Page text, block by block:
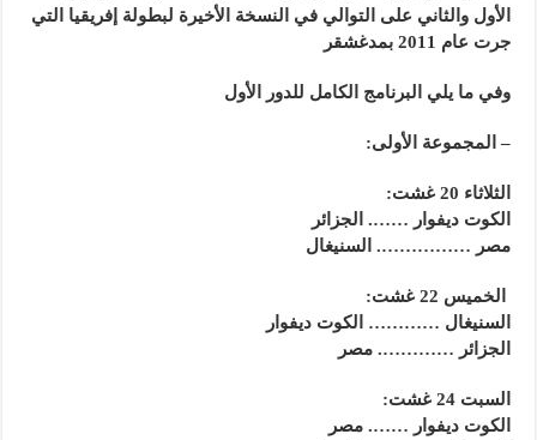
الأول والثاني على التوالي في النسخة الأخيرة لبطولة إفريقيا التي
جرت عام 2011 بمدغشقر
وفي ما يلي البرنامج الكامل للدور الأول
– المجموعة الأولى:
الثلاثاء 20 غشت:
الكوت ديفوار ……. الجزائر
مصر ……………. السنيغال
الخميس 22 غشت:
السنيغال ………… الكوت ديفوار
الجزائر …………. مصر
السبت 24 غشت:
الكوت ديفوار ……. مصر